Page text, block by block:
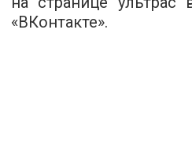
«ВКонтакте».